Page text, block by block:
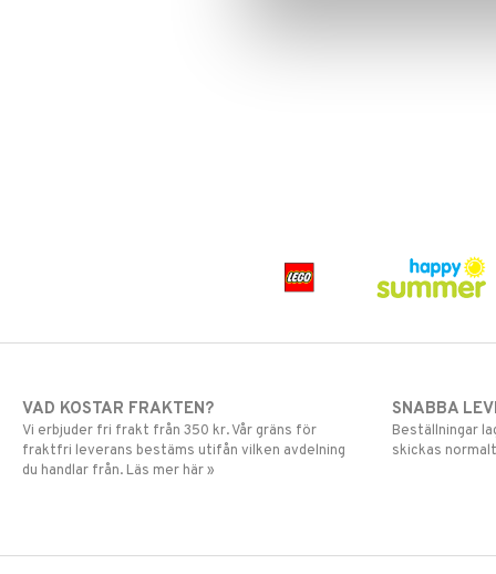
Skrållan
Super Mario
VAD KOSTAR FRAKTEN?
Vi erbjuder fri frakt från 350 kr. Vår gräns för
fraktfri leverans bestäms utifån vilken avdelning
du handlar från. Läs mer här »
SNABBA
Beställningar
skickas